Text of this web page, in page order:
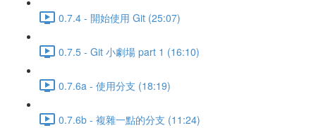
0.7.4 - 開始使用 Git (25:07)
0.7.5 - Git 小劇場 part 1 (16:10)
0.7.6a - 使用分支 (18:19)
0.7.6b - 複雜一點的分支 (11:24)